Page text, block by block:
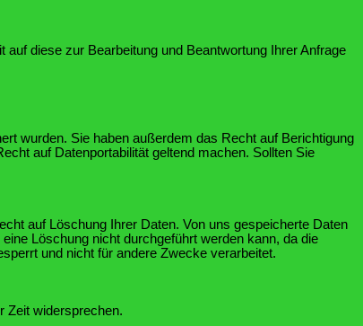
diese zur Bearbeitung und Beantwortung Ihrer Anfrage
wurden. Sie haben außerdem das Recht auf Berichtigung
auf Datenportabilität geltend machen. Sollten Sie
auf Löschung Ihrer Daten. Von uns gespeicherte Daten
Löschung nicht durchgeführt werden kann, da die
und nicht für andere Zwecke verarbeitet.
Zeit widersprechen.